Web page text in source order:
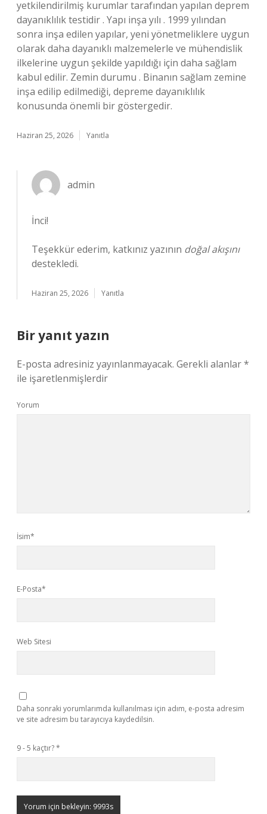
yetkilendirilmiş kurumlar tarafından yapılan deprem
dayanıklılık testidir . Yapı inşa yılı . 1999 yılından
sonra inşa edilen yapılar, yeni yönetmeliklere uygun
olarak daha dayanıklı malzemelerle ve mühendislik
ilkelerine uygun şekilde yapıldığı için daha sağlam
kabul edilir. Zemin durumu . Binanın sağlam zemine
inşa edilip edilmediği, depreme dayanıklılık
konusunda önemli bir göstergedir.
Haziran 25, 2026 Yanıtla
admin
İnci!
Teşekkür ederim, katkınız yazının doğal akışını
destekledi.
Haziran 25, 2026 Yanıtla
Bir yanıt yazın
E-posta adresiniz yayınlanmayacak. Gerekli alanlar*
ile işaretlenmişlerdir
Yorum
İsim*
E-Posta*
Web Sitesi
Daha sonraki yorumlarımda kullanılması için adım, e-posta adresim
ve site adresim bu tarayıcıya kaydedilsin.
9 - 5 kaçtır?*